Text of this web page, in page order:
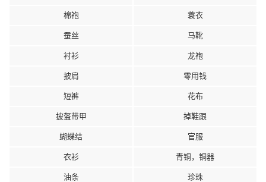
棉袍 蓑衣
蚕丝 马靴
衬衫 龙袍
披肩 零用钱
短裤 花布
披盔带甲 掉鞋跟
蝴蝶结 官服
衣衫 青铜，铜器
油条 珍珠